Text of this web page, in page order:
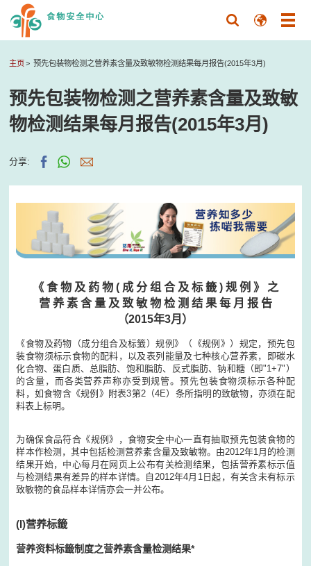
主页 预先包装物检测之营养素含量及致敏物检测结果每月报告(2015年3月)
预先包装物检测之营养素含量及致敏
物检测结果每月报告(2015年3月)
分享:
《 食 物 及 药 物 ( 成 分 组 合 及 标 籤 ) 规 例 》 之
营 养 素 含 量 及 致 敏 物 检 测 结 果 每 月 报 告
（2015年3月）
《食物及药物（成分组合及标籤）规例》（《规例》）规定，预先包
装食物须标示食物的配料，以及表列能量及七种核心营养素，即碳水
化合物、蛋白质、总脂肪、饱和脂肪、反式脂肪、钠和糖（即"1+7"）
的含量，而各类营养声称亦受到规管。预先包装食物须标示各种配
料，如食物含《规例》附表3第2（4E）条所指明的致敏物，亦须在配
料表上标明。
为确保食品符合《规例》，食物安全中心一直有抽取预先包装食物的
样本作检测，其中包括检测营养素含量及致敏物。由2012年1月的检测
结果开始，中心每月在网页上公布有关检测结果，包括营养素标示值
与检测结果有差异的样本详情。自2012年4月1日起，有关含未有标示
致敏物的食品样本详情亦会一并公布。
(I)营养标籤
营养资料标籤制度之营养素含量检测结果*